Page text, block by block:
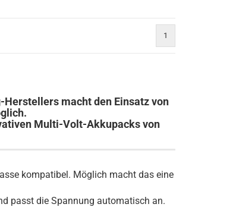
1
macht den Einsatz von
Multi-Volt-Akkupacks von
kompatibel. Möglich macht das eine
passt die Spannung automatisch an.